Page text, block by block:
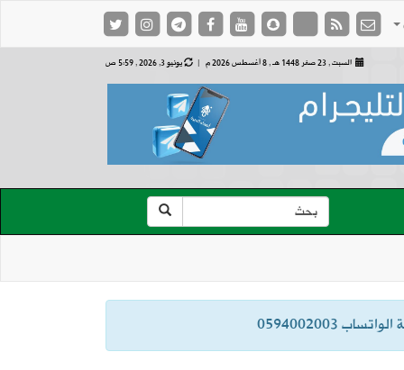
السبت , 23 صفر 1448 هـ , 8 أغسطس 2026 م | يونيو 3, 2026 , 5:59 ص